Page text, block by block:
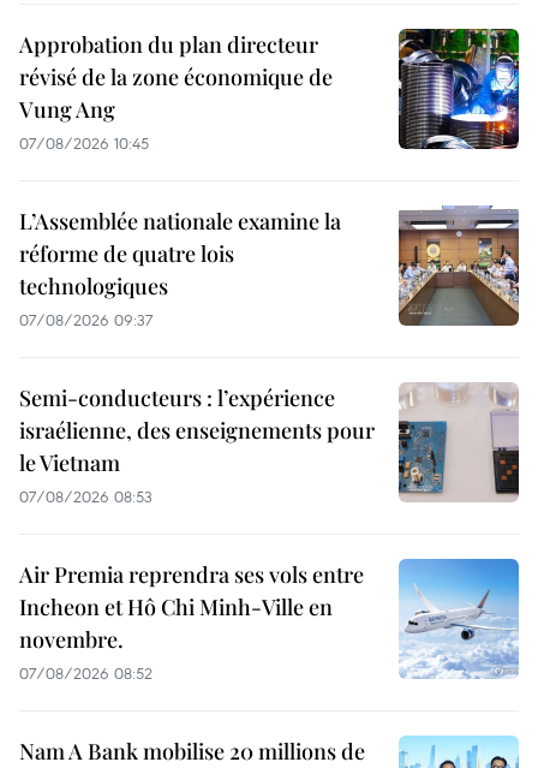
Approbation du plan directeur
révisé de la zone économique de
Vung Ang
07/08/2026 10:45
L’Assemblée nationale examine la
réforme de quatre lois
technologiques
07/08/2026 09:37
Semi-conducteurs : l’expérience
israélienne, des enseignements pour
le Vietnam
07/08/2026 08:53
Air Premia reprendra ses vols entre
Incheon et Hô Chi Minh-Ville en
novembre.
07/08/2026 08:52
Nam A Bank mobilise 20 millions de